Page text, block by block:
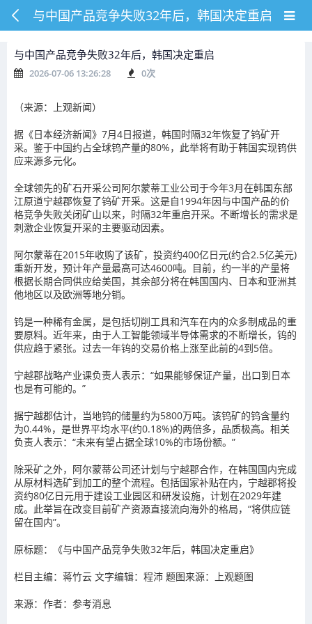
与中国产品竞争失败32年后，韩国决定重启
与中国产品竞争失败32年后，韩国决定重启
2026-07-06 13:26:28 0次
（来源：上观新闻）
据《日本经济新闻》7月4日报道，韩国时隔32年恢复了钨矿开
采。鉴于中国约占全球钨产量的80%，此举将有助于韩国实现钨供
应来源多元化。
全球领先的矿石开采公司阿尔蒙蒂工业公司于今年3月在韩国东部
江原道宁越郡恢复了钨矿开采。这是自1994年因与中国产品的价
格竞争失败关闭矿山以来，时隔32年重启开采。不断增长的需求是
刺激企业恢复开采的主要驱动因素。
阿尔蒙蒂在2015年收购了该矿，投资约400亿日元(约合2.5亿美元)
重新开发，预计年产量最高可达4600吨。目前，约一半的产量将
根据长期合同供应给美国，其余部分将在韩国国内、日本和亚洲其
他地区以及欧洲等地分销。
钨是一种稀有金属，是包括切削工具和汽车在内的众多制成品的重
要原料。近年来，由于人工智能领域半导体需求的不断增长，钨的
供应趋于紧张。过去一年钨的交易价格上涨至此前的4到5倍。
宁越郡战略产业课负责人表示：“如果能够保证产量，出口到日本
也是有可能的。”
据宁越郡估计，当地钨的储量约为5800万吨。该钨矿的钨含量约
为0.44%，是世界平均水平(约0.18%)的两倍多，品质极高。相关
负责人表示：“未来有望占据全球10%的市场份额。”
除采矿之外，阿尔蒙蒂公司还计划与宁越郡合作，在韩国国内完成
从原材料选矿到加工的整个流程。包括国家补贴在内，宁越郡将投
资约80亿日元用于建设工业园区和研发设施，计划在2029年建
成。此举旨在改变目前矿产资源直接流向海外的格局，“将供应链
留在国内”。
原标题：《与中国产品竞争失败32年后，韩国决定重启》
栏目主编：蒋竹云 文字编辑：程沛 题图来源：上观题图
来源：作者：参考消息